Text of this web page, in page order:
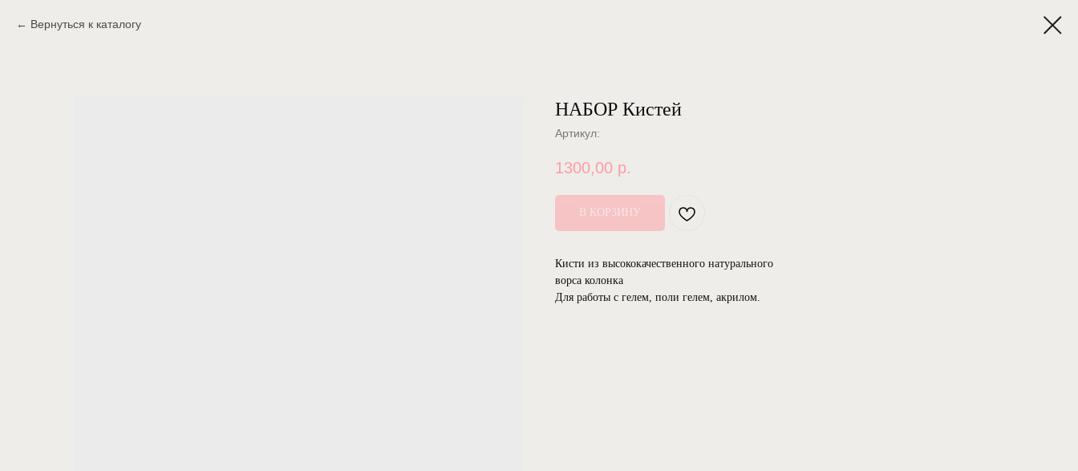
Вернуться к каталогу
НАБОР Кистей
Артикул:
1300,00 р.
В КОРЗИНУ
Кисти из высококачественного натурального
ворса колонка
Для работы с гелем, поли гелем, акрилом.